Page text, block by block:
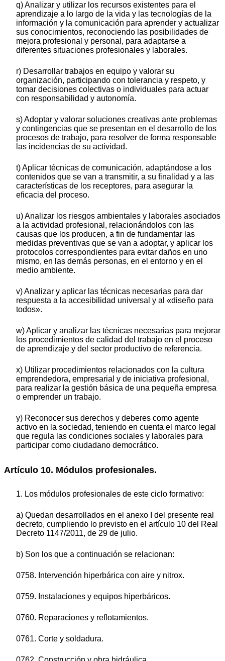
q) Analizar y utilizar los recursos existentes para el
aprendizaje a lo largo de la vida y las tecnologías de la
información y la comunicación para aprender y actualizar
sus conocimientos, reconociendo las posibilidades de
mejora profesional y personal, para adaptarse a
diferentes situaciones profesionales y laborales.
r) Desarrollar trabajos en equipo y valorar su
organización, participando con tolerancia y respeto, y
tomar decisiones colectivas o individuales para actuar
con responsabilidad y autonomía.
s) Adoptar y valorar soluciones creativas ante problemas
y contingencias que se presentan en el desarrollo de los
procesos de trabajo, para resolver de forma responsable
las incidencias de su actividad.
t) Aplicar técnicas de comunicación, adaptándose a los
contenidos que se van a transmitir, a su finalidad y a las
características de los receptores, para asegurar la
eficacia del proceso.
u) Analizar los riesgos ambientales y laborales asociados
a la actividad profesional, relacionándolos con las
causas que los producen, a fin de fundamentar las
medidas preventivas que se van a adoptar, y aplicar los
protocolos correspondientes para evitar daños en uno
mismo, en las demás personas, en el entorno y en el
medio ambiente.
v) Analizar y aplicar las técnicas necesarias para dar
respuesta a la accesibilidad universal y al «diseño para
todos».
w) Aplicar y analizar las técnicas necesarias para mejorar
los procedimientos de calidad del trabajo en el proceso
de aprendizaje y del sector productivo de referencia.
x) Utilizar procedimientos relacionados con la cultura
emprendedora, empresarial y de iniciativa profesional,
para realizar la gestión básica de una pequeña empresa
o emprender un trabajo.
y) Reconocer sus derechos y deberes como agente
activo en la sociedad, teniendo en cuenta el marco legal
que regula las condiciones sociales y laborales para
participar como ciudadano democrático.
Artículo 10. Módulos profesionales.
1. Los módulos profesionales de este ciclo formativo:
a) Quedan desarrollados en el anexo I del presente real
decreto, cumpliendo lo previsto en el artículo 10 del Real
Decreto 1147/2011, de 29 de julio.
b) Son los que a continuación se relacionan:
0758. Intervención hiperbárica con aire y nitrox.
0759. Instalaciones y equipos hiperbáricos.
0760. Reparaciones y reflotamientos.
0761. Corte y soldadura.